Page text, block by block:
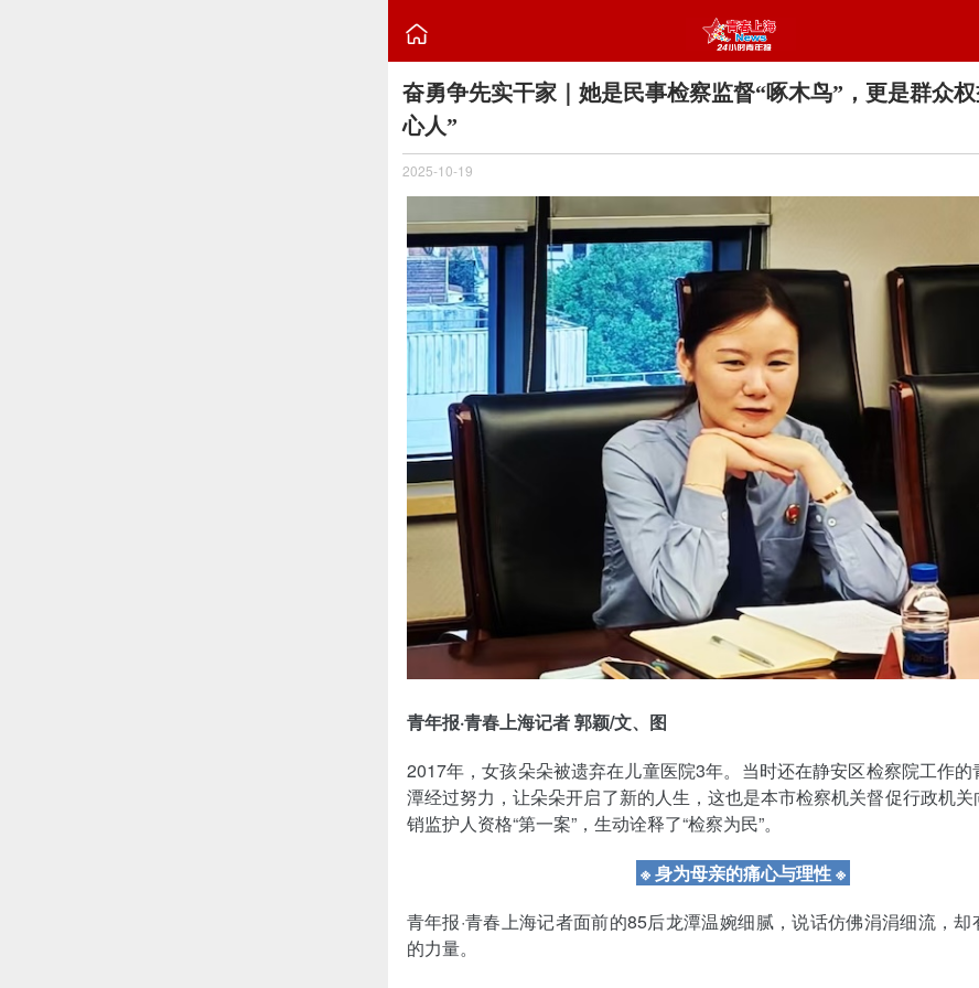

奋勇争先实干家｜她是民事检察监督“啄木鸟”，更是群众
心人”
2025-10-19
青年报·青春上海记者 郭颖/文、图
2017年，女孩朵朵被遗弃在儿童医院3年。当时还在静安区检察院工作
潭经过努力，让朵朵开启了新的人生，这也是本市检察机关督促行政机
销监护人资格“第一案”，生动诠释了“检察为民”。
※ 身为母亲的痛心与理性 ※
青年报·青春上海记者面前的85后龙潭温婉细腻，说话仿佛涓涓细流，却
的力量。